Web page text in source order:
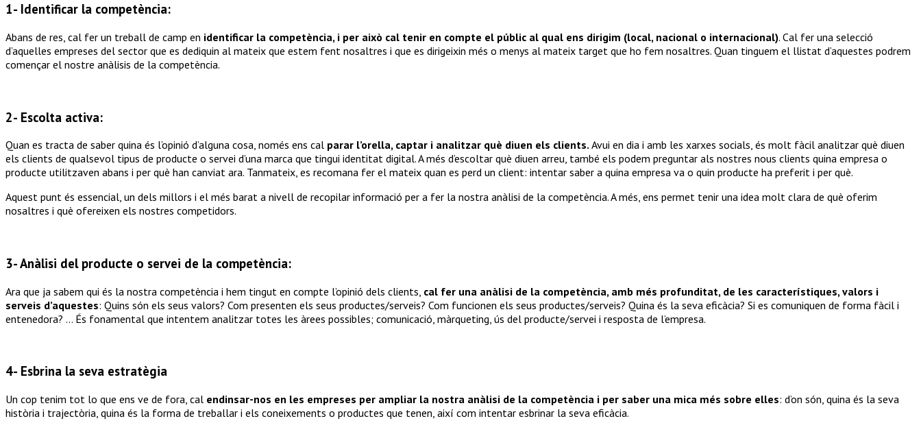
1- Identificar la competència:
Abans de res, cal fer un treball de camp en identificar la competència, i per això cal tenir en compte el públic al qual ens dirigim (local, nacional o internacional). Cal fer una selecció
d’aquelles empreses del sector que es dediquin al mateix que estem fent nosaltres i que es dirigeixin més o menys al mateix target que ho fem nosaltres. Quan tinguem el llistat d’aquestes podrem
començar el nostre anàlisis de la competència.
2- Escolta activa:
Quan es tracta de saber quina és l’opinió d’alguna cosa, només ens cal parar l’orella, captar i analitzar què diuen els clients. Avui en dia i amb les xarxes socials, és molt fàcil analitzar què diuen
els clients de qualsevol tipus de producte o servei d’una marca que tingui identitat digital. A més d’escoltar què diuen arreu, també els podem preguntar als nostres nous clients quina empresa o
producte utilitzaven abans i per què han canviat ara. Tanmateix, es recomana fer el mateix quan es perd un client: intentar saber a quina empresa va o quin producte ha preferit i per què.
Aquest punt és essencial, un dels millors i el més barat a nivell de recopilar informació per a fer la nostra anàlisi de la competència. A més, ens permet tenir una idea molt clara de què oferim
nosaltres i què ofereixen els nostres competidors.
3- Anàlisi del producte o servei de la competència:
Ara que ja sabem qui és la nostra competència i hem tingut en compte l’opinió dels clients, cal fer una anàlisi de la competència, amb més profunditat, de les característiques, valors i
serveis d’aquestes: Quins són els seus valors? Com presenten els seus productes/serveis? Com funcionen els seus productes/serveis? Quina és la seva eficàcia? Si es comuniquen de forma fàcil i
entenedora? … És fonamental que intentem analitzar totes les àrees possibles; comunicació, màrqueting, ús del producte/servei i resposta de l’empresa.
4- Esbrina la seva estratègia
Un cop tenim tot lo que ens ve de fora, cal endinsar-nos en les empreses per ampliar la nostra anàlisi de la competència i per saber una mica més sobre elles: d’on són, quina és la seva
història i trajectòria, quina és la forma de treballar i els coneixements o productes que tenen, així com intentar esbrinar la seva eficàcia.